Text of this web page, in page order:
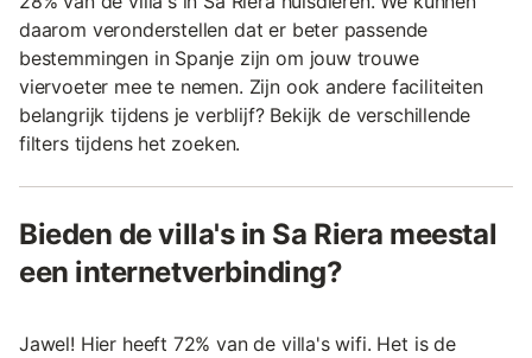
daarom veronderstellen dat er beter passende
bestemmingen in Spanje zijn om jouw trouwe
viervoeter mee te nemen. Zijn ook andere faciliteiten
belangrijk tijdens je verblijf? Bekijk de verschillende
filters tijdens het zoeken.
Bieden de villa's in Sa Riera meestal
een internetverbinding?
Jawel! Hier heeft 72% van de villa's wifi. Het is de